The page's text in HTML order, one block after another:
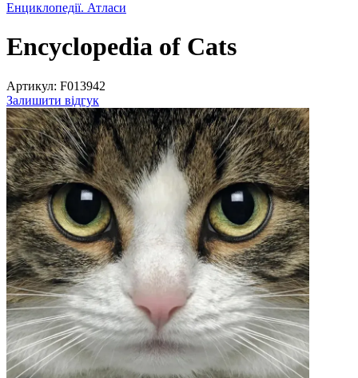
Енциклопедії. Атласи
Encyclopedia of Cats
Артикул: F013942
Залишити відгук